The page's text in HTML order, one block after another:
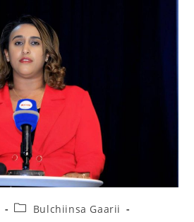
Bulchiinsa Gaarii